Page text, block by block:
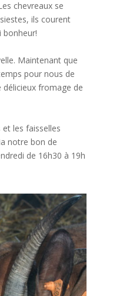
chevreaux se
ils courent
bonheur!
Maintenant que
pour nous de
fromage de
les faisselles
notre bon de
de 16h30 à 19h